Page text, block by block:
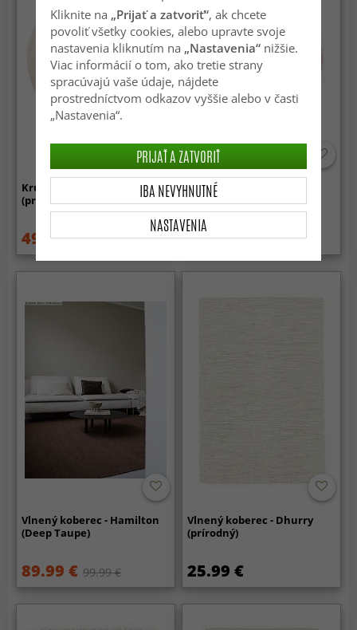
Kruhový koberec - Hamilton
(prírodný)
49.99 € 54.99 €
Koberce okrúhle - Aranga
Super Soft Fur (ružová)
34.99 €
Vlnený koberec - Hamilton
(Deep Taupe)
89.99 € 99.99 €
Vlnený koberec - Dhurry
(prírodný)
25.99 €
Kliknite na „Prijať a zatvoriť“, ak chcete
povoliť všetky cookies, alebo upravte svoje
nastavenia kliknutím na „Nastavenia“nižšie.
Viac informácií o tom, ako tretie strany
spracúvajú vaše údaje, nájdete
prostredníctvom odkazov vyššie alebo v časti
„Nastavenia“.
NASTAVENIA
IBA NEVYHNUTNÉ
PRIJAŤ A ZATVORIŤ